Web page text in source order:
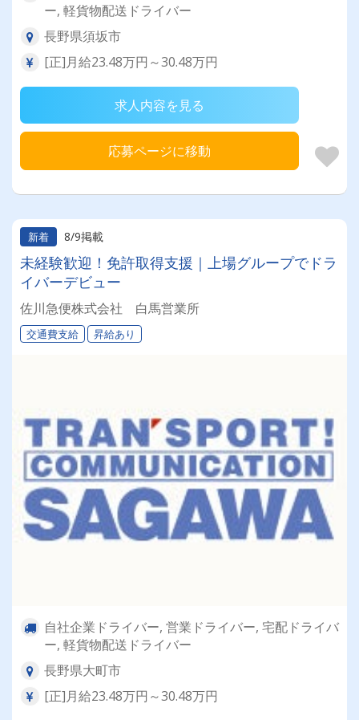
ー, 軽貨物配送ドライバー
長野県須坂市
[正]月給23.48万円～30.48万円
求人内容を見る
応募ページに移動
新着 8/9掲載
未経験歓迎！免許取得支援｜上場グループでドラ
イバーデビュー
佐川急便株式会社 白馬営業所
交通費支給 昇給あり
自社企業ドライバー, 営業ドライバー, 宅配ドライバ
ー, 軽貨物配送ドライバー
長野県大町市
[正]月給23.48万円～30.48万円